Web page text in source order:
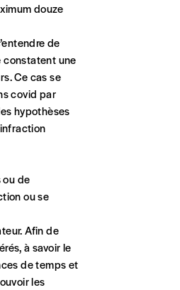
douze
de
constatent une
Ce cas se
covid par
hypothèses
ou de
ou se
Afin de
à savoir le
de temps et
les